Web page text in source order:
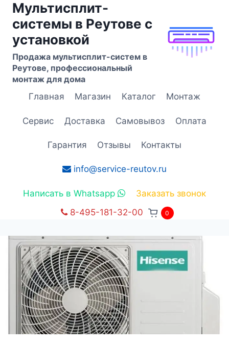
Перейти
Мультисплит-
системы в Реутове с
установкой
Продажа мультисплит-систем в
Реутове, профессиональный
монтаж для дома
Главная
Магазин Каталог Монтаж
Сервис Доставка Самовывоз Оплата
Гарантия Отзывы Контакты
info@service-reutov.ru
Написать в Whatsapp
Заказать звонок
8-495-181-32-00
0